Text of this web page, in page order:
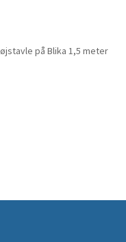
på Blika 1,5 meter